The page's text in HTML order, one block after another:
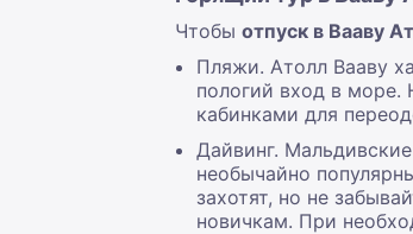
Чтобы отпуск в Вааву
Пляжи. Атолл Вааву
пологий вход в море.
кабинками для
Дайвинг.
необычайно
захотят, но не
новичкам. При